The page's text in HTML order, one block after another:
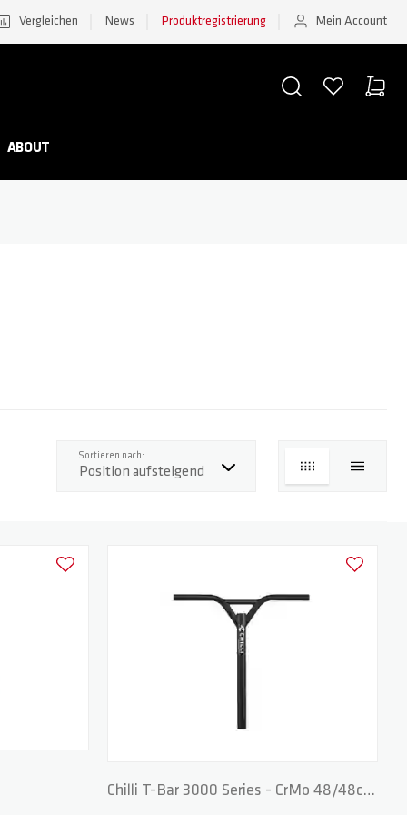
Vergleichen News Produktregistrierung Mein Account
ABOUT
SUCHE WUNSCHZETTEL
Sortieren nach:
LISTE LISTE
Zur Wunschliste hinzufügen
Chilli T-Bar 3000 Series - CrMo 48/48cm
Zur